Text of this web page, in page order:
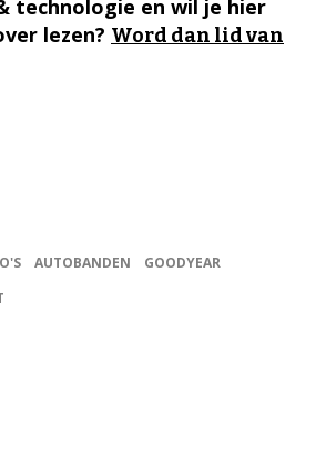
technologie en wil je hier
lezen? Word dan lid van
AUTOBANDEN
GOODYEAR